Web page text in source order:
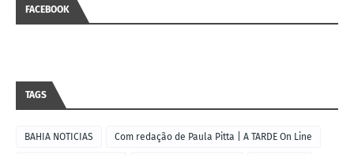
FACEBOOK
TAGS
BAHIA NOTICIAS Com redação de Paula Pitta | A TARDE On Line